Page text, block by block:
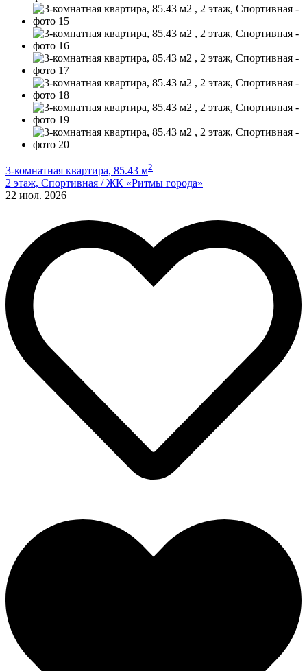
3-комнатная квартира, 85.43 м2
2 этаж, Спортивная / ЖК «Ритмы города»
22 июл. 2026